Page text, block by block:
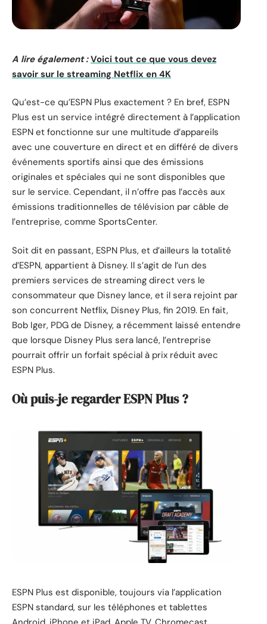
A lire également : Voici tout ce que vous devez
savoir sur le streaming Netflix en 4K
Qu’est-ce qu’ESPN Plus exactement ? En bref, ESPN
Plus est un service intégré directement à l’application
ESPN et fonctionne sur une multitude d’appareils
avec une couverture en direct et en différé de divers
événements sportifs ainsi que des émissions
originales et spéciales qui ne sont disponibles que
sur le service. Cependant, il n’offre pas l’accès aux
émissions traditionnelles de télévision par câble de
l’entreprise, comme SportsCenter.
Soit dit en passant, ESPN Plus, et d’ailleurs la totalité
d’ESPN, appartient à Disney. Il s’agit de l’un des
premiers services de streaming direct vers le
consommateur que Disney lance, et il sera rejoint par
son concurrent Netflix, Disney Plus, fin 2019. En fait,
Bob Iger, PDG de Disney, a récemment laissé entendre
que lorsque Disney Plus sera lancé, l’entreprise
pourrait offrir un forfait spécial à prix réduit avec
ESPN Plus.
Où puis-je regarder ESPN Plus ?
ESPN Plus est disponible, toujours via l’application
ESPN standard, sur les téléphones et tablettes